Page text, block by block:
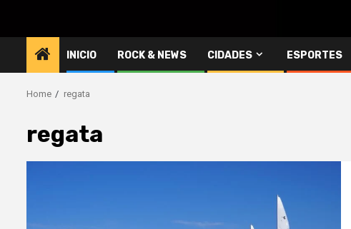
INICIO ROCK & NEWS CIDADES ESPORTES
Home regata
regata